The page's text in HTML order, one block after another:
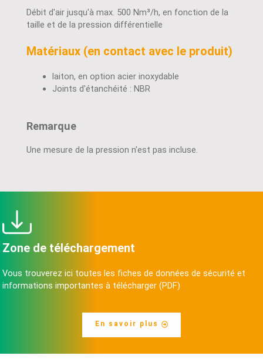
Débit d'air jusqu'à max. 500 Nm³/h, en fonction de la
taille et de la pression différentielle
Matériaux (en contact avec le produit)
laiton, en option acier inoxydable
Joints d'étanchéité : NBR
Remarque
Une mesure de la pression n'est pas incluse.
Zone de téléchargement
Vous trouverez ici toutes les fiches de données de sécurité et
informations importantes à télécharger (PDF)
En savoir plus